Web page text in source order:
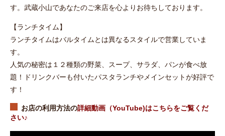
す。武蔵小山であなたのご来店を心よりお待ちしております。
【ランチタイム】
ランチタイムはバルタイムとは異なるスタイルで営業していま
す。
人気の秘密は１２種類の野菜、スープ、サラダ、パンが食べ放
題！ドリンクバーも付いたパスタランチやメインセットが好評で
す！
お店の利用方法の詳細動画（YouTube)はこちらをご覧くだ
さい♪